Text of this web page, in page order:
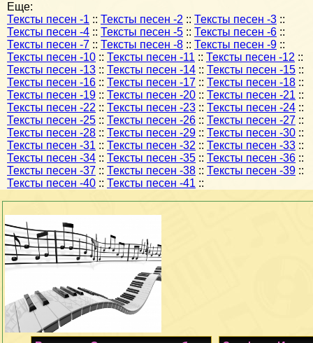
Еще:
Тексты песен -1 :: Тексты песен -2 :: Тексты песен -3 ::
Тексты песен -4 :: Тексты песен -5 :: Тексты песен -6 ::
Тексты песен -7 :: Тексты песен -8 :: Тексты песен -9 ::
Тексты песен -10 :: Тексты песен -11 :: Тексты песен -12 ::
Тексты песен -13 :: Тексты песен -14 :: Тексты песен -15 ::
Тексты песен -16 :: Тексты песен -17 :: Тексты песен -18 ::
Тексты песен -19 :: Тексты песен -20 :: Тексты песен -21 ::
Тексты песен -22 :: Тексты песен -23 :: Тексты песен -24 ::
Тексты песен -25 :: Тексты песен -26 :: Тексты песен -27 ::
Тексты песен -28 :: Тексты песен -29 :: Тексты песен -30 ::
Тексты песен -31 :: Тексты песен -32 :: Тексты песен -33 ::
Тексты песен -34 :: Тексты песен -35 :: Тексты песен -36 ::
Тексты песен -37 :: Тексты песен -38 :: Тексты песен -39 ::
Тексты песен -40 :: Тексты песен -41 ::